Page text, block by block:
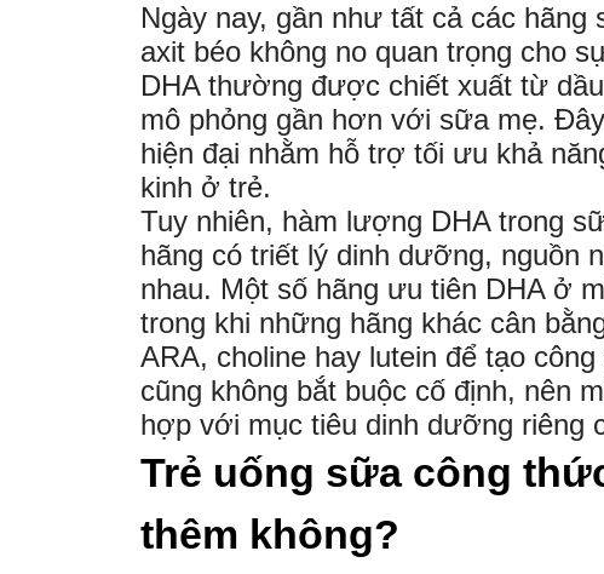
Ngày nay, gần như tất cả các
axit béo không no quan trọng cho
DHA thường được chiết xuất từ
mô phỏng gần hơn với sữa mẹ.
hiện đại nhằm hỗ trợ tối ưu khả
kinh ở trẻ.
Tuy nhiên, hàm lượng DHA trong
hãng có triết lý dinh dưỡng, nguồn
nhau. Một số hãng ưu tiên DHA ở
trong khi những hãng khác cân
ARA, choline hay lutein để tạo
cũng không bắt buộc cố định, nên
hợp với mục tiêu dinh dưỡng riêng
Trẻ uống sữa công
thêm không?